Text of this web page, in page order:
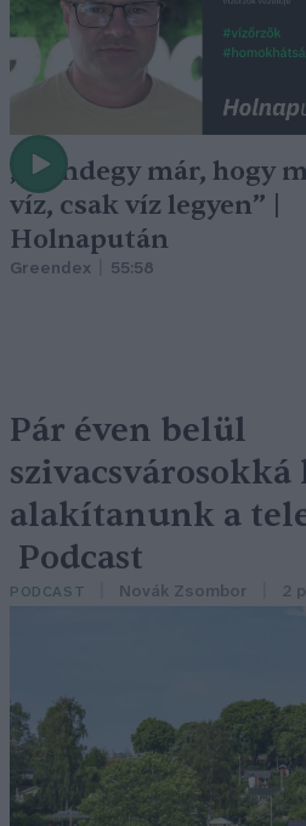
„Mindegy már, hogy
víz, csak víz legyen” |
Holnapután
Greendex 55:58
Pár éven belül
alakítanunk a
Podcast
PODCAST Novák Zsombor 2